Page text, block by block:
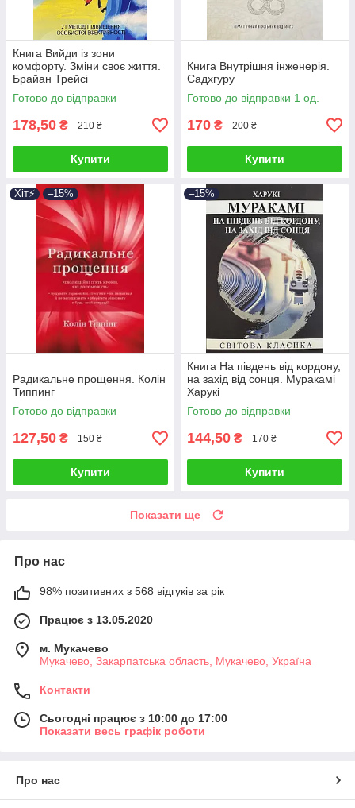
Книга Вийди із зони
комфорту. Зміни своє життя.
Брайан Трейсі
Готово до відправки
178,50 ₴ 210 ₴
Купити
Книга Внутрішня інженерія.
Садхгуру
Готово до відправки 1 од.
170 ₴ 200 ₴
Купити
Хіт⚡️ –15%
Радикальне прощення. Колін
Типпинг
Готово до відправки
127,50 ₴ 150 ₴
Купити
–15%
Книга На південь від кордону,
на захід від сонця. Муракамі
Харукі
Готово до відправки
144,50 ₴ 170 ₴
Купити
Показати ще
Про нас
98% позитивних з 568 відгуків за рік
Працює з 13.05.2020
м. Мукачево
Мукачево, Закарпатська область, Мукачево, Україна
Контакти
Сьогодні працює з 10:00 до 17:00
Показати весь графік роботи
Про нас